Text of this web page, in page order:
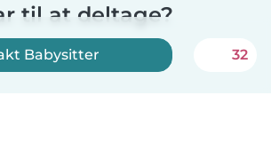
til at deltage?
Babysitter 32